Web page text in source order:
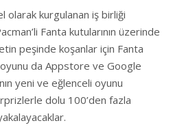
olarak kurgulanan iş birliği
Fanta kutularının üzerinde
peşinde koşanlar için Fanta
oyunu da Appstore ve Google
yeni ve eğlenceli oyunu
dolu 100’den fazla